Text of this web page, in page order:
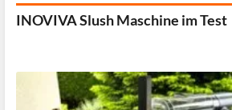
INOVIVA Slush Maschine im Test